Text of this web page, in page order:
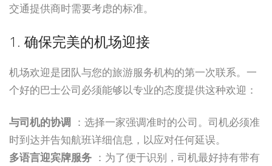
交通提供商时需要考虑的标准。
1. 确保完美的机场迎接
机场欢迎是团队与您的旅游服务机构的第一次联系。一
个好的巴士公司必须能够以专业的态度提供这种欢迎：
与司机的协调 ：选择一家强调准时的公司。司机必须准
时到达并告知航班详细信息，以应对任何延误。
多语言迎宾牌服务 ：为了便于识别，司机最好持有带有